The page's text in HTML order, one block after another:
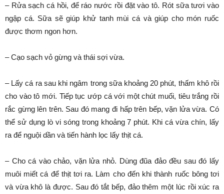
– Rửa sạch cá hồi, để ráo nước rồi đặt vào tô. Rót sữa tươi vào
ngập cá. Sữa sẽ giúp khử tanh mùi cá và giúp cho món ruốc
được thơm ngon hơn.
– Cạo sạch vỏ gừng và thái sợi vừa.
– Lấy cá ra sau khi ngâm trong sữa khoảng 20 phút, thấm khô rồi
cho vào tô mới. Tiếp tục ướp cá với một chút muối, tiêu trắng rồi
rắc gừng lên trên. Sau đó mang đi hấp trên bếp, vặn lửa vừa. Có
thể sử dụng lò vi sóng trong khoảng 7 phút. Khi cá vừa chín, lấy
ra để nguội dần và tiến hành lọc lấy thịt cá.
– Cho cá vào chảo, vặn lửa nhỏ. Dùng đũa đảo đều sau đó lấy
muôi miết cá để thịt tơi ra. Làm cho đến khi thành ruốc bông tơi
và vừa khô là được. Sau đó tắt bếp, đảo thêm một lúc rồi xúc ra